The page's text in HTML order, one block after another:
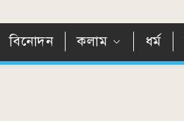
বিনোদন কলাম ধর্ম